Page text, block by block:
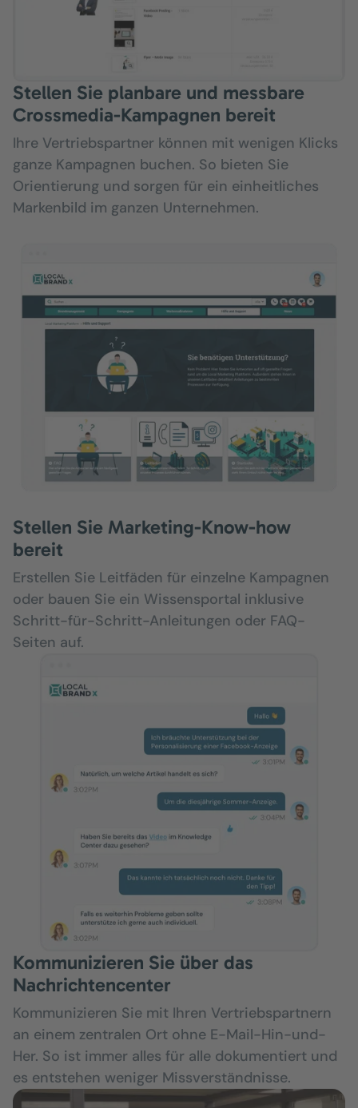
Stellen Sie planbare und messbare
Crossmedia-Kampagnen bereit
Ihre Vertriebspartner können mit wenigen Klicks
ganze Kampagnen buchen. So bieten Sie
Orientierung und sorgen für ein einheitliches
Markenbild im ganzen Unternehmen.
Stellen Sie Marketing-Know-how
bereit
Erstellen Sie Leitfäden für einzelne Kampagnen
oder bauen Sie ein Wissensportal inklusive
Schritt-für-Schritt-Anleitungen oder FAQ-
Seiten auf.
Kommunizieren Sie über das
Nachrichtencenter
Kommunizieren Sie mit Ihren Vertriebspartnern
an einem zentralen Ort ohne E-Mail-Hin-und-
Her. So ist immer alles für alle dokumentiert und
es entstehen weniger Missverständnisse.